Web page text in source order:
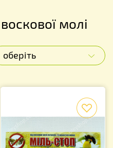
молі
оберіть